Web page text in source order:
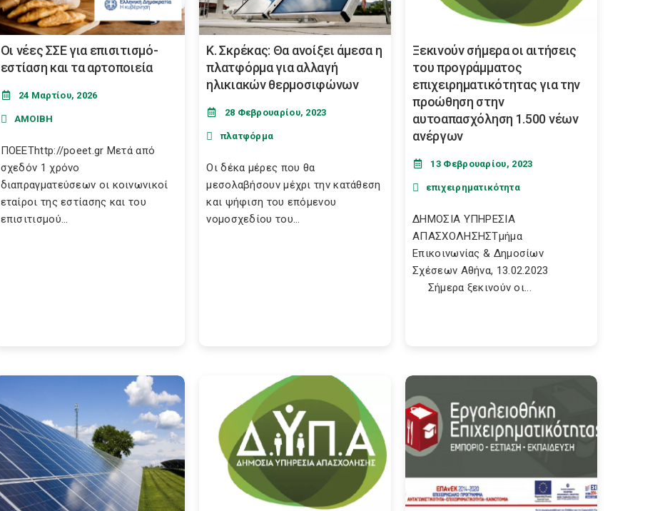
Οι νέες ΣΣΕ για επισιτισμό-
εστίαση και τα αρτοποιεία
24 Μαρτίου, 2026
ΑΜΟΙΒΗ
ΠΟΕΕΤhttp://poeet.gr Μετά από
σχεδόν 1 χρόνο
διαπραγματεύσεων οι κοινωνικοί
εταίροι της εστίασης και του
επισιτισμού...
Κ. Σκρέκας: Θα ανοίξει άμεσα η
πλατφόρμα για αλλαγή
ηλικιακών θερμοσιφώνων
28 Φεβρουαρίου, 2023
πλατφόρμα
Οι δέκα μέρες που θα
μεσολαβήσουν μέχρι την κατάθεση
και ψήφιση του επόμενου
νομοσχεδίου του...
Ξεκινούν σήμερα οι αιτήσεις
του προγράμματος
επιχειρηματικότητας για την
προώθηση στην
αυτοαπασχόληση 1.500 νέων
ανέργων
13 Φεβρουαρίου, 2023
επιχειρηματικότητα
ΔΗΜΟΣΙΑ ΥΠΗΡΕΣΙΑ
ΑΠΑΣΧΟΛΗΣΗΣΤμήμα
Επικοινωνίας & Δημοσίων
Σχέσεων Αθήνα, 13.02.2023
Σήμερα ξεκινούν οι...